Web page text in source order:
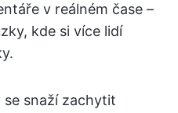
v reálném čase –
kde si více lidí
snaží zachytit